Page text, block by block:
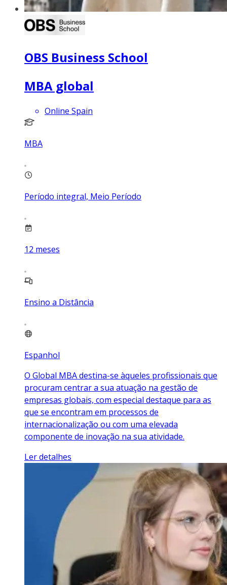
OBS Business School
MBA global
Online Spain
MBA
Período integral, Meio Período
12 meses
Ensino a Distância
Espanhol
O Global MBA destina-se àqueles profissionais que
procuram centrar a sua atuação na gestão de
empresas globais, com especial destaque para as
que se encontram em processos de
internacionalização ou com uma elevada
componente de inovação na sua atividade.
Ler detalhes